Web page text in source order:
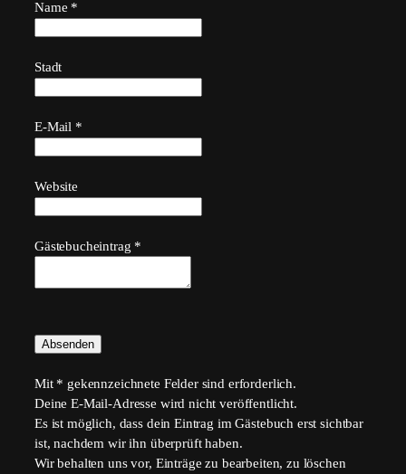
ausblenden
Name *
Stadt
E-Mail *
Website
Gästebucheintrag *
Mit * gekennzeichnete Felder sind erforderlich.
Deine E-Mail-Adresse wird nicht veröffentlicht.
Es ist möglich, dass dein Eintrag im Gästebuch erst sichtbar
ist, nachdem wir ihn überprüft haben.
Wir behalten uns vor, Einträge zu bearbeiten, zu löschen